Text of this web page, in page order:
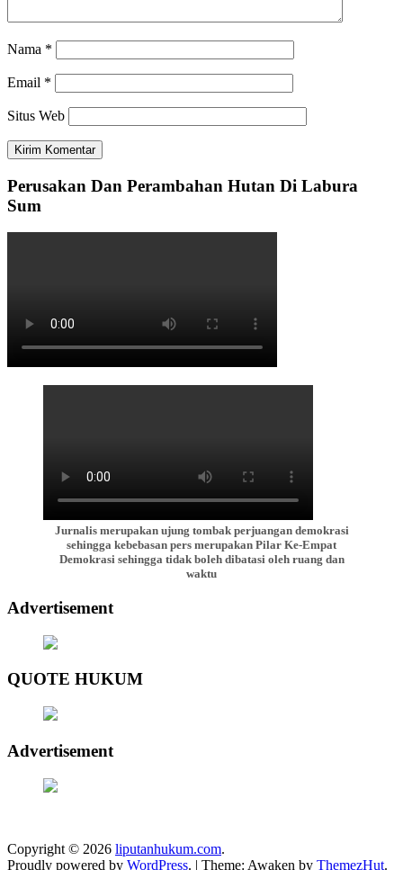
Nama *
Email *
Situs Web
Perusakan Dan Perambahan Hutan Di Labura
Sum
Jurnalis merupakan ujung tombak perjuangan demokrasi
sehingga kebebasan pers merupakan Pilar Ke-Empat
Demokrasi sehingga tidak boleh dibatasi oleh ruang dan
waktu
Advertisement
QUOTE HUKUM
Advertisement
Copyright © 2026 liputanhukum.com.
Proudly powered by WordPress. | Theme: Awaken by ThemezHut.